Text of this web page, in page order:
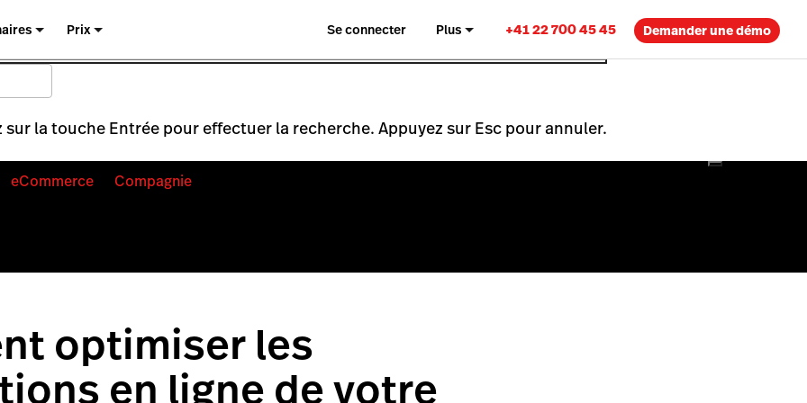
Prix Se connecter Plus +41 22 700 45 45 Demander une démo
sur la touche Entrée pour effectuer la recherche. Appuyez sur Esc pour annuler.
eCommerce Compagnie
optimiser les
en ligne de votre